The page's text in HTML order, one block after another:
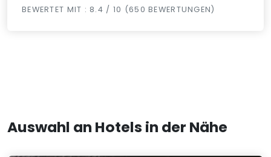
BEWERTET MIT : 8.4 / 10 (650 BEWERTUNGEN)
Auswahl an Hotels in der Nähe